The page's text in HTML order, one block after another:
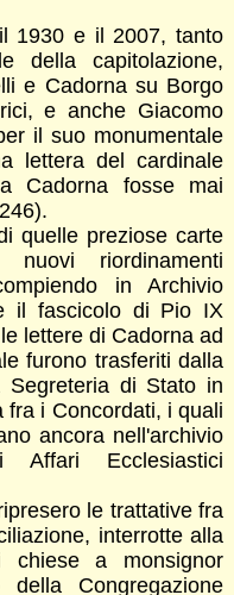
1930 e il 2007, tanto
della capitolazione,
e Cadorna su Borgo
e anche Giacomo
il suo monumentale
lettera del cardinale
Cadorna fosse mai
quelle preziose carte
riordinamenti
in Archivio
il fascicolo di Pio IX
lettere di Cadorna ad
furono trasferiti dalla
Segreteria di Stato in
fra i Concordati, i quali
ancora nell'archivio
Affari Ecclesiastici
le trattative fra
interrotte alla
a monsignor
della Congregazione